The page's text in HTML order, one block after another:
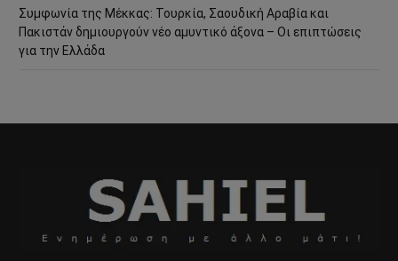
Συμφωνία της Μέκκας: Τουρκία, Σαουδική Αραβία και
Πακιστάν δημιουργούν νέο αμυντικό άξονα – Οι επιπτώσεις
για την Ελλάδα